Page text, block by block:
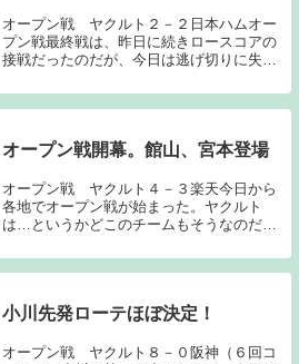
オープン戦 ヤクルト２－２日本ハムオー
プン戦最終戦は、昨日に続きロースコアの
接戦だったのだが、今日は逃げ切りに失敗
３与四球１の無失点と結果を残した。ここ
にきて開幕シリーズの阪神３連戦の３試合
オープン戦開幕。館山、宮本登場
オープン戦 ヤクルト４－３楽天今日から
各地でオープン戦が始まった。ヤクルト
は…というかどこのチームもそうなのだが
いる。オープン戦の開幕投手は、館山。２
回を被安打２奪三振１の無失点。館山に関
小川先発ローテほぼ決定！
オープン戦 ヤクルト８－０阪神（６回コ